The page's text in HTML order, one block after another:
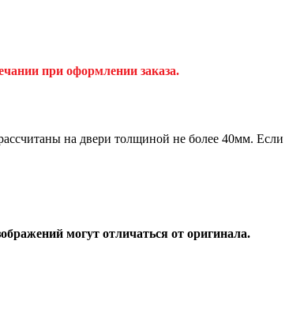
при оформлении заказа.
на двери толщиной не более 40мм. Если
могут отличаться от оригинала.